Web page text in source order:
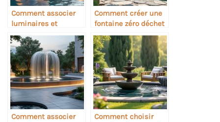
Comment associer
luminaires et
sculptures dans une
fontaine
Comment créer une
fontaine zéro déchet
Comment associer
Comment choisir